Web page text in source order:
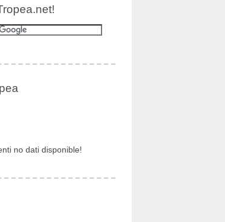
no dati disponible!